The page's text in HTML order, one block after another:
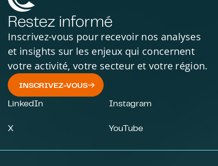
Restez informé
Inscrivez-vous pour recevoir nos analyses
et insights sur les enjeux qui concernent
votre activité, votre secteur et votre région.
INSCRIVEZ-VOUS
LinkedIn Instagram
X YouTube